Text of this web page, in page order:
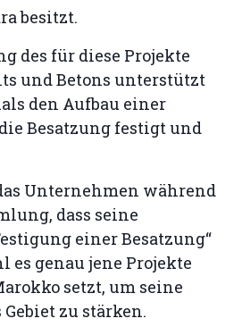
besitzt.
des für diese Projekte
und Betons unterstützt
den Aufbau einer
Besatzung festigt und
Unternehmen während
dass seine
einer Besatzung“
es genau jene Projekte
setzt, um seine
zu stärken.